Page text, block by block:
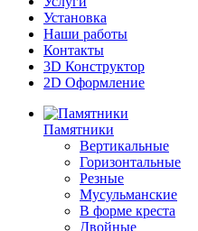
Установка
Наши работы
Контакты
3D Конструктор
2D Оформление
Памятники
Вертикальные
Горизонтальные
Резные
Мусульманские
В форме креста
Двойные